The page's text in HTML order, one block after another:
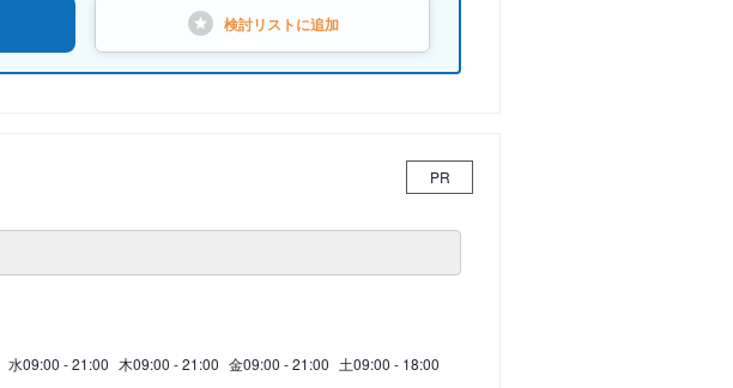
検討リストに追加
PR
水09:00 - 21:00 木09:00 - 21:00 金09:00 - 21:00 土09:00 - 18:00